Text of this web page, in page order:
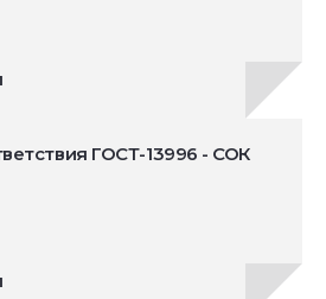
ГОСТ-13996 - СОК